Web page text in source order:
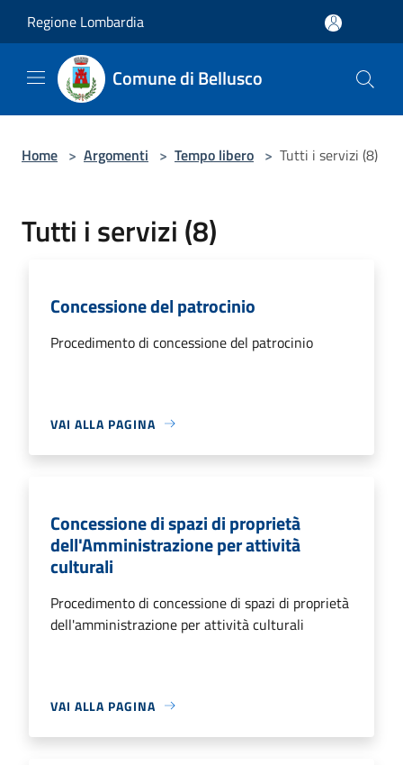
Regione Lombardia
Comune di Bellusco
Home > Argomenti > Tempo libero > Tutti i servizi (8)
Tutti i servizi (8)
Concessione del patrocinio
Procedimento di concessione del patrocinio
VAI ALLA PAGINA
Concessione di spazi di proprietà
dell'Amministrazione per attività
culturali
Procedimento di concessione di spazi di proprietà
dell'amministrazione per attività culturali
VAI ALLA PAGINA